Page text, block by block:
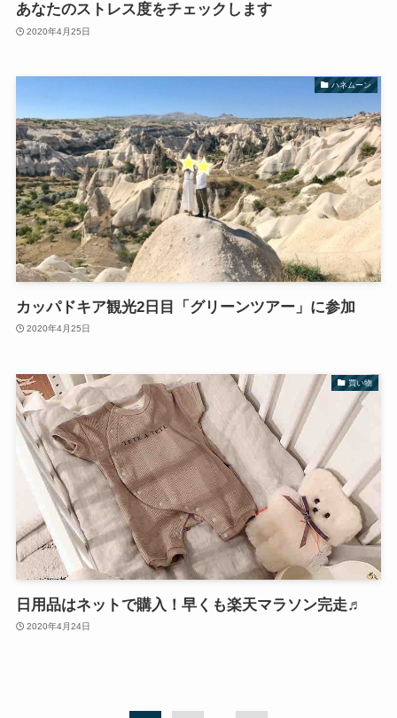
あなたのストレス度をチェックします
2020年4月25日
ハネムーン
カッパドキア観光2日目「グリーンツアー」に参加
2020年4月25日
買い物
日用品はネットで購入！早くも楽天マラソン完走♬
2020年4月24日